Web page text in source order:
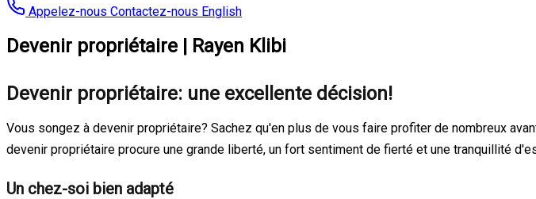
Appelez-nous Contactez-nous English
Devenir propriétaire | Rayen Klibi
Devenir propriétaire: une excellente décision!
Vous songez à devenir propriétaire? Sachez qu'en plus de vous faire profiter de nombreux
devenir propriétaire procure une grande liberté, un fort sentiment de fierté et une tranquillité
Un chez-soi bien adapté